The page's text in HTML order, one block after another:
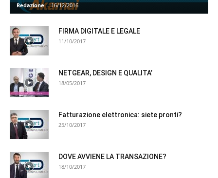
Redazione - 16/12/2016
FIRMA DIGITALE E LEGALE
11/10/2017
NETGEAR, DESIGN E QUALITA’
18/05/2017
Fatturazione elettronica: siete pronti?
25/10/2017
DOVE AVVIENE LA TRANSAZIONE?
18/10/2017